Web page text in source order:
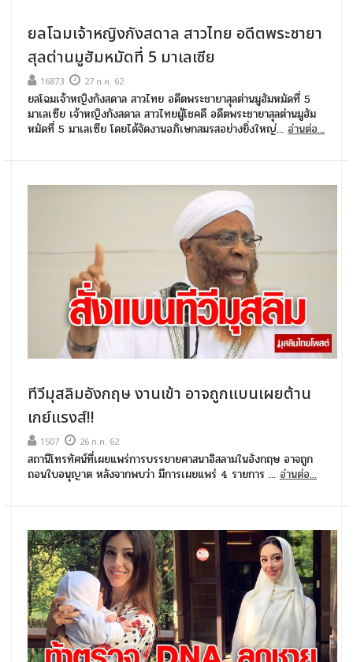
ยลโฉมเจ้าหญิงกังสดาล สาวไทย อดีตพระชายา
สุลต่านมูฮัมหมัดที่ 5 มาเลเซีย
16873 27 ก.ค. 62
ยลโฉมเจ้าหญิงกังสดาล สาวไทย อดีตพระชายาสุลต่านมูฮัมหมัดที่ 5
มาเลเซีย เจ้าหญิงกังสดาล สาวไทยผู้โชคดี อดีตพระชายาสุลต่านมูฮัม
หมัดที่ 5 มาเลเซีย โดยได้จัดงานอภิเษกสมรสอย่างยิ่งใหญ่... อ่านต่อ...
ทีวีมุสลิมอังกฤษ งานเข้า อาจถูกแบนเผยต้าน
เกย์แรงส์!!
1507 26 ก.ค. 62
สถานีโทรทัศน์ที่เผยแพร่การบรรยายศาสนาอิสลามในอังกฤษ อาจถูก
ถอนใบอนุญาต หลังจากพบว่า มีการเผยแพร่ 4 รายการ ... อ่านต่อ...